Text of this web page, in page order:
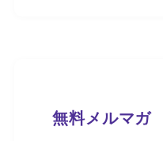
無料メルマガ